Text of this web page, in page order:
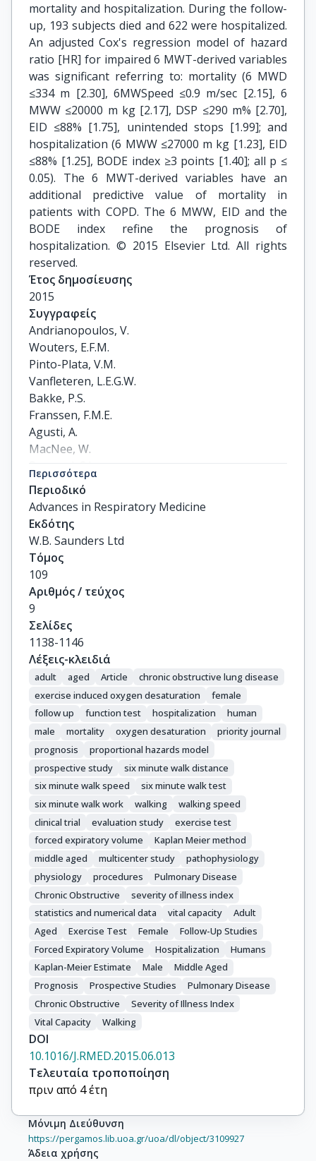
mortality and hospitalization. During the follow-
up, 193 subjects died and 622 were hospitalized.
An adjusted Cox's regression model of hazard
ratio [HR] for impaired 6 MWT-derived variables
was significant referring to: mortality (6 MWD
≤334 m [2.30], 6MWSpeed ≤0.9 m/sec [2.15], 6
MWW ≤20000 m kg [2.17], DSP ≤290 m% [2.70],
EID ≤88% [1.75], unintended stops [1.99]; and
hospitalization (6 MWW ≤27000 m kg [1.23], EID
≤88% [1.25], BODE index ≥3 points [1.40]; all p ≤
0.05). The 6 MWT-derived variables have an
additional predictive value of mortality in
patients with COPD. The 6 MWW, EID and the
BODE index refine the prognosis of
hospitalization. © 2015 Elsevier Ltd. All rights
reserved.
Έτος δημοσίευσης
2015
Συγγραφείς
Andrianopoulos, V.
Wouters, E.F.M.
Pinto-Plata, V.M.
Vanfleteren, L.E.G.W.
Bakke, P.S.
Franssen, F.M.E.
Agusti, A.
MacNee, W.
Rennard, S.I.
Tal-Singer, R.
Vogiatzis, I.
Vestbo, J.
Celli, B.R.
Spruit, M.A.
Περισσότερα
Περιοδικό
Advances in Respiratory Medicine
Εκδότης
W.B. Saunders Ltd
Τόμος
109
Αριθμός / τεύχος
9
Σελίδες
1138-1146
Λέξεις-κλειδιά
adult aged Article
chronic obstructive lung disease
exercise induced oxygen desaturation
female
follow up
function test hospitalization
human
male
mortality oxygen desaturation
priority journal
prognosis
proportional hazards model
prospective study
six minute walk distance
six minute walk speed
six minute walk test
six minute walk work
walking
walking speed
clinical trial
evaluation study
exercise test
forced expiratory volume
Kaplan Meier method
middle aged
multicenter study
pathophysiology
physiology
procedures
Pulmonary Disease
Chronic Obstructive
severity of illness index
statistics and numerical data
vital capacity
Adult
Aged
Exercise Test Female
Follow-Up Studies
Forced Expiratory Volume
Hospitalization
Humans
Kaplan-Meier Estimate
Male
Middle Aged
Prognosis
Prospective Studies
Pulmonary Disease
Chronic Obstructive
Severity of Illness Index
Vital Capacity
Walking
DOI
10.1016/J.RMED.2015.06.013
Τελευταία τροποποίηση
πριν από 4 έτη
Μόνιμη Διεύθυνση
https://pergamos.lib.uoa.gr/uoa/dl/object/3109927
Άδεια χρήσης